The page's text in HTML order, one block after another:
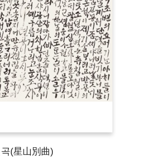
(星山別曲)